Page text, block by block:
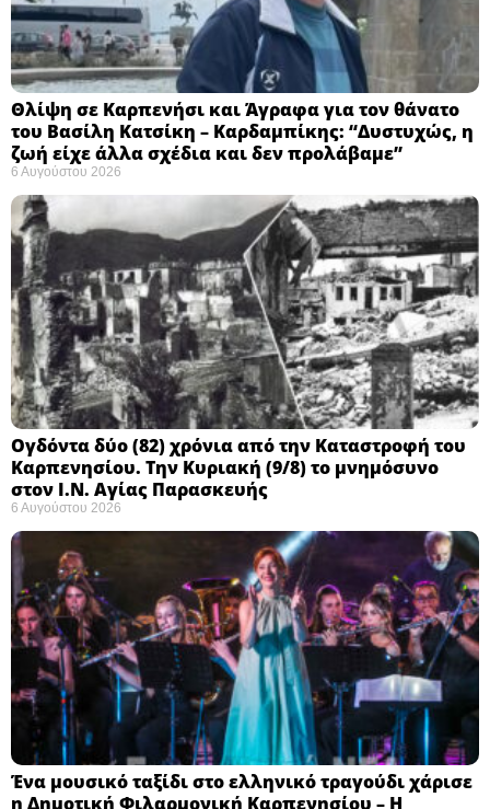
Θλίψη σε Καρπενήσι και Άγραφα για τον θάνατο
του Βασίλη Κατσίκη – Καρδαμπίκης: “Δυστυχώς, η
ζωή είχε άλλα σχέδια και δεν προλάβαμε”
6 Αυγούστου 2026
Ογδόντα δύο (82) χρόνια από την Καταστροφή του
Καρπενησίου. Την Κυριακή (9/8) το μνημόσυνο
στον Ι.Ν. Αγίας Παρασκευής
6 Αυγούστου 2026
Ένα μουσικό ταξίδι στο ελληνικό τραγούδι χάρισε
η Δημοτική Φιλαρμονική Καρπενησίου – Η